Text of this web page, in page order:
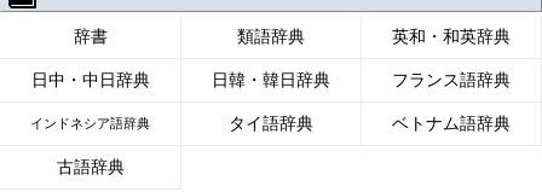
辞書 類語辞典 英和・和英辞典
日中・中日辞典 日韓・韓日辞典 フランス語辞典
インドネシア語辞典 タイ語辞典 ベトナム語辞典
古語辞典